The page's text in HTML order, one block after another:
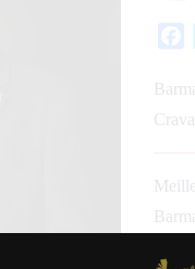
Cravan